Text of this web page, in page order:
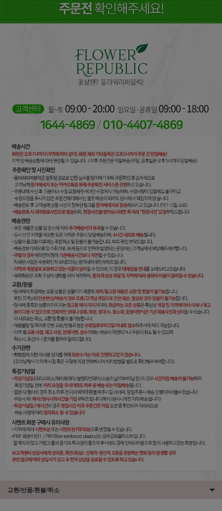
교환/반품/환불/취소